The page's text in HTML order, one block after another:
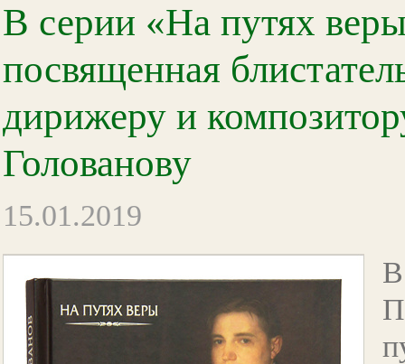
В серии «На путях
посвященная
дирижеру и
Голованову
15.01.2019